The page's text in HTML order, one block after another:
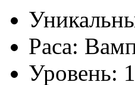
Раса:
Уровень: